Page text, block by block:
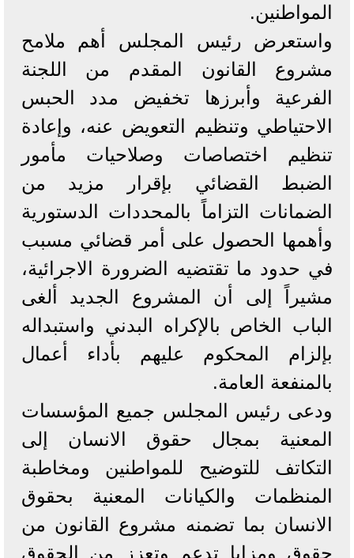
المواطنين.
واستعرض رئيس المجلس أهم ملامح
مشروع القانون المقدم من اللجنة
الفرعية وأبرزها تخفيض مدد الحبس
الاحتياطي وتنظيم التعويض عنه، وإعادة
تنظيم اختصاصات وصلاحيات مأمور
الضبط القضائي بإقرار مزيد من
الضمانات التزاماً بالمحددات الدستورية
وأهمها الحصول على أمر قضائي مسبب
في حدود ما تقتضيه الضرورة الاجرائية،
مشيراً إلى أن المشروع الجديد ألغى
الباب الخاص بالإكراه البدني واستبداله
بإلزام المحكوم عليهم بأداء أعمال
بالمنفعة العامة.
ودعى رئيس المجلس جميع المؤسسات
المعنية بمجال حقوق الانسان إلى
التكاتف للتوضيح للمواطنين ومخاطبة
المنظمات والكيانات المعنية بحقوق
الانسان بما تضمنه مشروع القانون من
حقوق ومزايا تدعم وتعزز من الحقوق